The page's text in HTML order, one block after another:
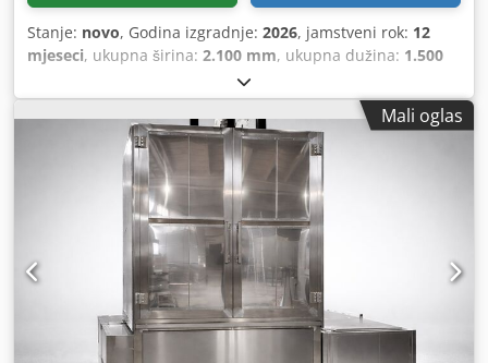
Stanje: novo, Godina izgradnje: 2026, jamstveni rok: 12
mjeseci, ukupna širina: 2.100 mm, ukupna dužina: 1.500
2.400 mm
Mali oglas